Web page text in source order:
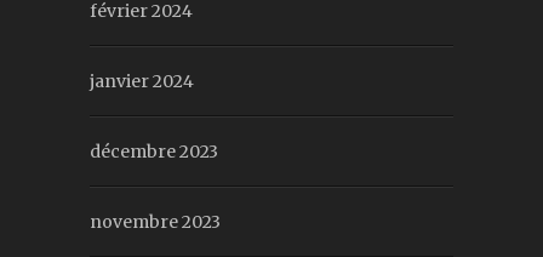
février 2024
janvier 2024
décembre 2023
novembre 2023